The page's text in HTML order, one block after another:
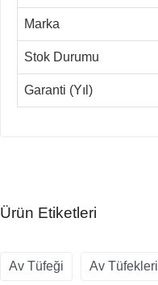
Marka
Stok Durumu
Garanti (Yıl)
Ürün Etiketleri
Av Tüfeği Av Tüfekleri